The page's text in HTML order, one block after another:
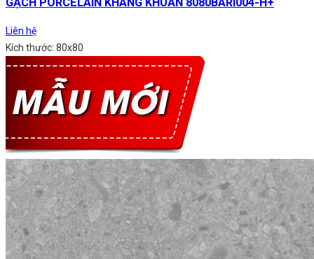
Liên hệ
Kích thước: 80x80